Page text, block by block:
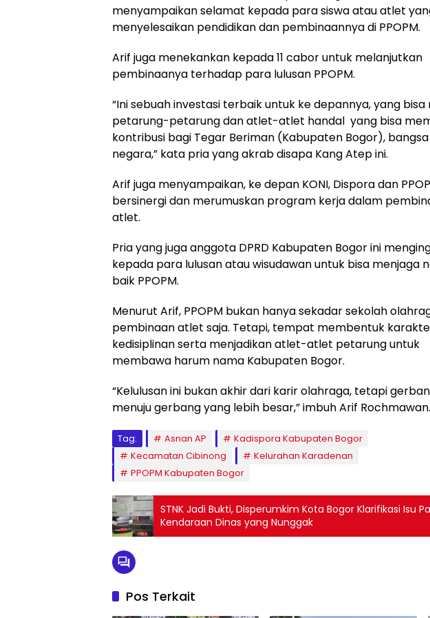
menyampaikan selamat kepada para siswa atau atlet
menyelesaikan pendidikan dan pembinaannya di PPOPM.
Arif juga menekankan kepada 11 cabor untuk melanjutkan
pembinaanya terhadap para lulusan PPOPM.
“Ini sebuah investasi terbaik untuk ke depannya, yang bisa
petarung-petarung dan atlet-atlet handal yang bisa
kontribusi bagi Tegar Beriman (Kabupaten Bogor),
negara,” kata pria yang akrab disapa Kang Atep ini.
Arif juga menyampaikan, ke depan KONI, Dispora dan
bersinergi dan merumuskan program kerja dalam
atlet.
Pria yang juga anggota DPRD Kabupaten Bogor ini
kepada para lulusan atau wisudawan untuk bisa menjaga
baik PPOPM.
Menurut Arif, PPOPM bukan hanya sekadar sekolah
pembinaan atlet saja. Tetapi, tempat membentuk
kedisiplinan serta menjadikan atlet-atlet petarung untuk
membawa harum nama Kabupaten Bogor.
“Kelulusan ini bukan akhir dari karir olahraga, tetapi
menuju gerbang yang lebih besar,” imbuh Arif
Tag: Asnan AP
Kadispora Kabupaten Bogor
Kecamatan Cibinong
Kelurahan Karadenan
PPOPM Kabupaten Bogor
STNK Jadi Bukti, Disperumkim Kota Bogor Klarifikasi Isu
Kendaraan Dinas yang Nunggak
Pos Terkait